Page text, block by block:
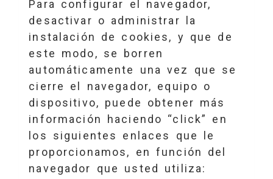
Para configurar el navegador,
desactivar o administrar la
instalación de cookies, y que de
este modo, se borren
automáticamente una vez que se
cierre el navegador, equipo o
dispositivo, puede obtener más
información haciendo “click” en
los siguientes enlaces que le
proporcionamos, en función del
navegador que usted utiliza: